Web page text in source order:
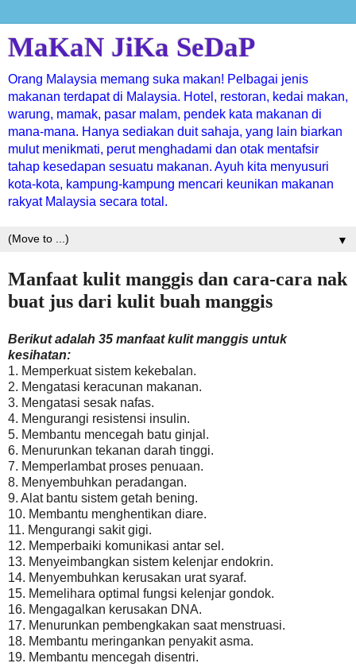
MaKaN JiKa SeDaP
Orang Malaysia memang suka makan! Pelbagai jenis
makanan terdapat di Malaysia. Hotel, restoran, kedai makan,
warung, mamak, pasar malam, pendek kata makanan di
mana-mana. Hanya sediakan duit sahaja, yang lain biarkan
mulut menikmati, perut menghadami dan otak mentafsir
tahap kesedapan sesuatu makanan. Ayuh kita menyusuri
kota-kota, kampung-kampung mencari keunikan makanan
rakyat Malaysia secara total.
▼
Manfaat kulit manggis dan cara-cara nak
buat jus dari kulit buah manggis
Berikut adalah 35 manfaat kulit manggis untuk
kesihatan:
1. Memperkuat sistem kekebalan.
2. Mengatasi keracunan makanan.
3. Mengatasi sesak nafas.
4. Mengurangi resistensi insulin.
5. Membantu mencegah batu ginjal.
6. Menurunkan tekanan darah tinggi.
7. Memperlambat proses penuaan.
8. Menyembuhkan peradangan.
9. Alat bantu sistem getah bening.
10. Membantu menghentikan diare.
11. Mengurangi sakit gigi.
12. Memperbaiki komunikasi antar sel.
13. Menyeimbangkan sistem kelenjar endokrin.
14. Menyembuhkan kerusakan urat syaraf.
15. Memelihara optimal fungsi kelenjar gondok.
16. Mengagalkan kerusakan DNA.
17. Menurunkan pembengkakan saat menstruasi.
18. Membantu meringankan penyakit asma.
19. Membantu mencegah disentri.